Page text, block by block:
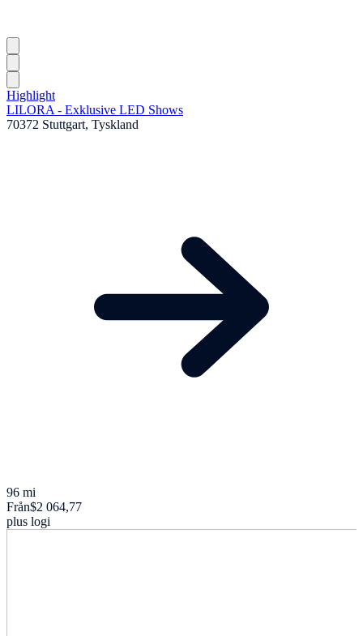
Highlight
LILORA - Exklusive LED Shows
70372 Stuttgart, Tyskland
96 mi
Från$2 064,77
plus logi